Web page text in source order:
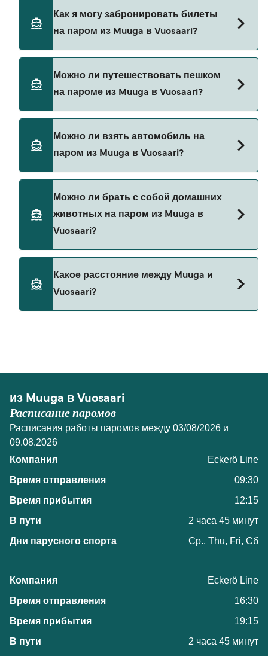
Vuosaari.
Как я могу забронировать билеты
на паром из Muuga в Vuosaari?
наш поиск сделок и посетите нашу страницу
предложений, чтобы увидеть последние акции
на паромы.
Можно ли путешествовать пешком
на пароме из Muuga в Vuosaari?
автомобиля не разрешено путешествовать на
паромах из Muuga в Vuosaari.
Можно ли взять автомобиль на
паром из Muuga в Vuosaari?
Eckerö Line
Можно ли брать с собой домашних
животных на паром из Muuga в
Vuosaari?
брать на паромы между Muuga и Vuosaari.
Какое расстояние между Muuga и
Vuosaari?
из Muuga в Vuosaari
Расписание паромов
Расписания работы паромов между 03/08/2026 и
09.08.2026
Eckerö Line
09:30
12:15
2 часа 45 минут
Ср., Thu, Fri, Сб
Eckerö Line
16:30
19:15
2 часа 45 минут